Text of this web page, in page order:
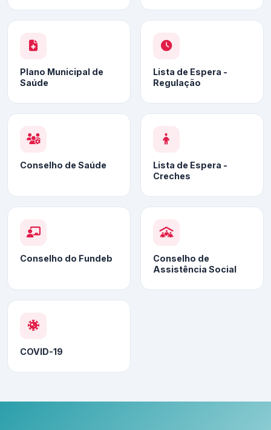
Plano Municipal de
Saúde
Lista de Espera -
Regulação
Conselho de Saúde
Lista de Espera -
Creches
Conselho do Fundeb
Conselho de
Assistência Social
COVID-19